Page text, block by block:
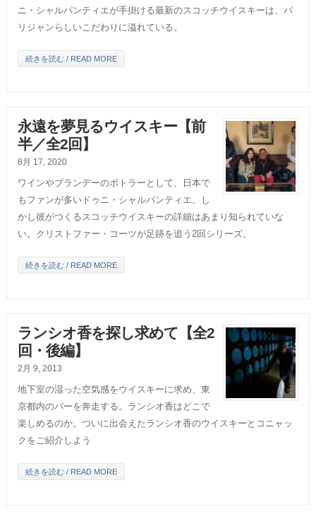
ニ・シャルパンティエが手掛ける最新のスコッチウイスキーは、パ
リジャンらしいこだわりに溢れている。
続きを読む / READ MORE
永遠を夢見るウイスキー【前
半／全2回】
8月 17, 2020
ワインやブランデーのボトラーとして、日本で
もファンが多いドゥニ・シャルパンティエ。し
かし彼がつくるスコッチウイスキーの詳細はあまり知られていな
い。クリストファー・コーツが足跡を追う2回シリーズ。
続きを読む / READ MORE
ランシオ香を探し求めて【全2
回・後編】
2月 9, 2013
地下室の湿った空気感をウイスキーに求め、東
京都内のバーを奔走する。ランシオ香はどこで
楽しめるのか。ついに出会えたランシオ香のウイスキーとコニャッ
クをご紹介しよう
続きを読む / READ MORE